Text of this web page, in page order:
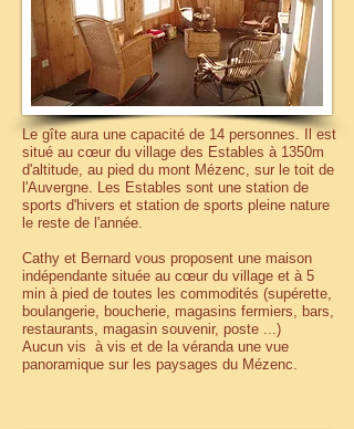
Le gîte aura une capacité de 14 personnes. Il est
situé au cœur du village des Estables à 1350m
d'altitude, au pied du mont Mézenc, sur le toit de
l'Auvergne. Les Estables sont une station de
sports d'hivers et station de sports pleine nature
le reste de l'année.
Cathy et Bernard vous proposent une maison
indépendante située au cœur du village et à 5
min à pied de toutes les commodités (supérette,
boulangerie, boucherie, magasins fermiers, bars,
restaurants, magasin souvenir, poste ...)
Aucun vis à vis et de la véranda une vue
panoramique sur les paysages du Mézenc.